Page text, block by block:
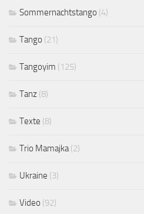
Sommernachtstango (4)
Tango (21)
Tangoyim (125)
Tanz (8)
Texte (8)
Trio Mamajka(2)
Ukraine (3)
Video (92)